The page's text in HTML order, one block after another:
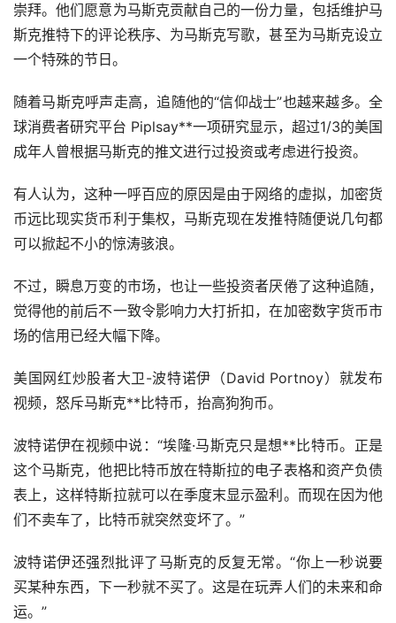
崇拜。他们愿意为马斯克贡献自己的一份力量，包括维护马
斯克推特下的评论秩序、为马斯克写歌，甚至为马斯克设立
一个特殊的节日。
随着马斯克呼声走高，追随他的“信仰战士”也越来越多。全
球消费者研究平台 Piplsay**一项研究显示，超过1/3的美国
成年人曾根据马斯克的推文进行过投资或考虑进行投资。
有人认为，这种一呼百应的原因是由于网络的虚拟，加密货
币远比现实货币利于集权，马斯克现在发推特随便说几句都
可以掀起不小的惊涛骇浪。
不过，瞬息万变的市场，也让一些投资者厌倦了这种追随，
觉得他的前后不一致令影响力大打折扣，在加密数字货币市
场的信用已经大幅下降。
美国网红炒股者大卫-波特诺伊（David Portnoy）就发布
视频，怒斥马斯克**比特币，抬高狗狗币。
波特诺伊在视频中说：“埃隆·马斯克只是想**比特币。正是
这个马斯克，他把比特币放在特斯拉的电子表格和资产负债
表上，这样特斯拉就可以在季度末显示盈利。而现在因为他
们不卖车了，比特币就突然变坏了。”
波特诺伊还强烈批评了马斯克的反复无常。“你上一秒说要
买某种东西，下一秒就不买了。这是在玩弄人们的未来和命
运。”